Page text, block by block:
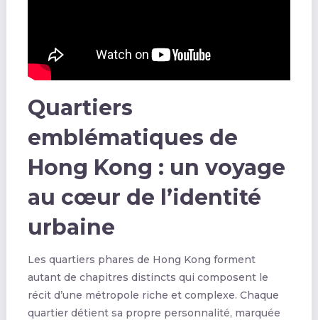
Quartiers
emblématiques de
Hong Kong : un voyage
au cœur de l’identité
urbaine
Les quartiers phares de Hong Kong forment
autant de chapitres distincts qui composent le
récit d’une métropole riche et complexe. Chaque
quartier détient sa propre personnalité, marquée